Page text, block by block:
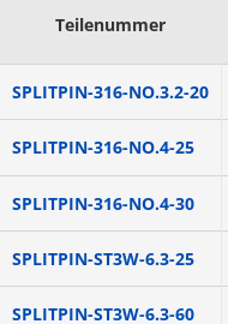
Teilenummer
SPLITPIN-316-NO.3.2-20
SPLITPIN-316-NO.4-25
SPLITPIN-316-NO.4-30
SPLITPIN-ST3W-6.3-25
SPLITPIN-ST3W-6.3-60